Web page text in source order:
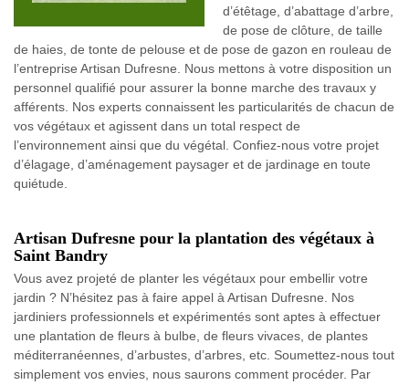
d’étêtage, d’abattage d’arbre,
de pose de clôture, de taille
de haies, de tonte de pelouse et de pose de gazon en rouleau de
l’entreprise Artisan Dufresne. Nous mettons à votre disposition un
personnel qualifié pour assurer la bonne marche des travaux y
afférents. Nos experts connaissent les particularités de chacun de
vos végétaux et agissent dans un total respect de
l’environnement ainsi que du végétal. Confiez-nous votre projet
d’élagage, d’aménagement paysager et de jardinage en toute
quiétude.
Artisan Dufresne pour la plantation des végétaux à
Saint Bandry
Vous avez projeté de planter les végétaux pour embellir votre
jardin ? N’hésitez pas à faire appel à Artisan Dufresne. Nos
jardiniers professionnels et expérimentés sont aptes à effectuer
une plantation de fleurs à bulbe, de fleurs vivaces, de plantes
méditerranéennes, d’arbustes, d’arbres, etc. Soumettez-nous tout
simplement vos envies, nous saurons comment procéder. Par